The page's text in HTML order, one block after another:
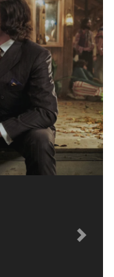
Next